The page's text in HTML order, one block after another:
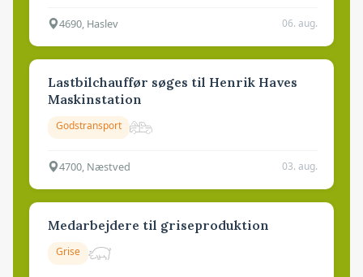
4690, Haslev 06. aug.
Lastbilchauffør søges til Henrik Haves
Maskinstation
Godstransport
4700, Næstved 03. aug.
Medarbejdere til griseproduktion
Grise